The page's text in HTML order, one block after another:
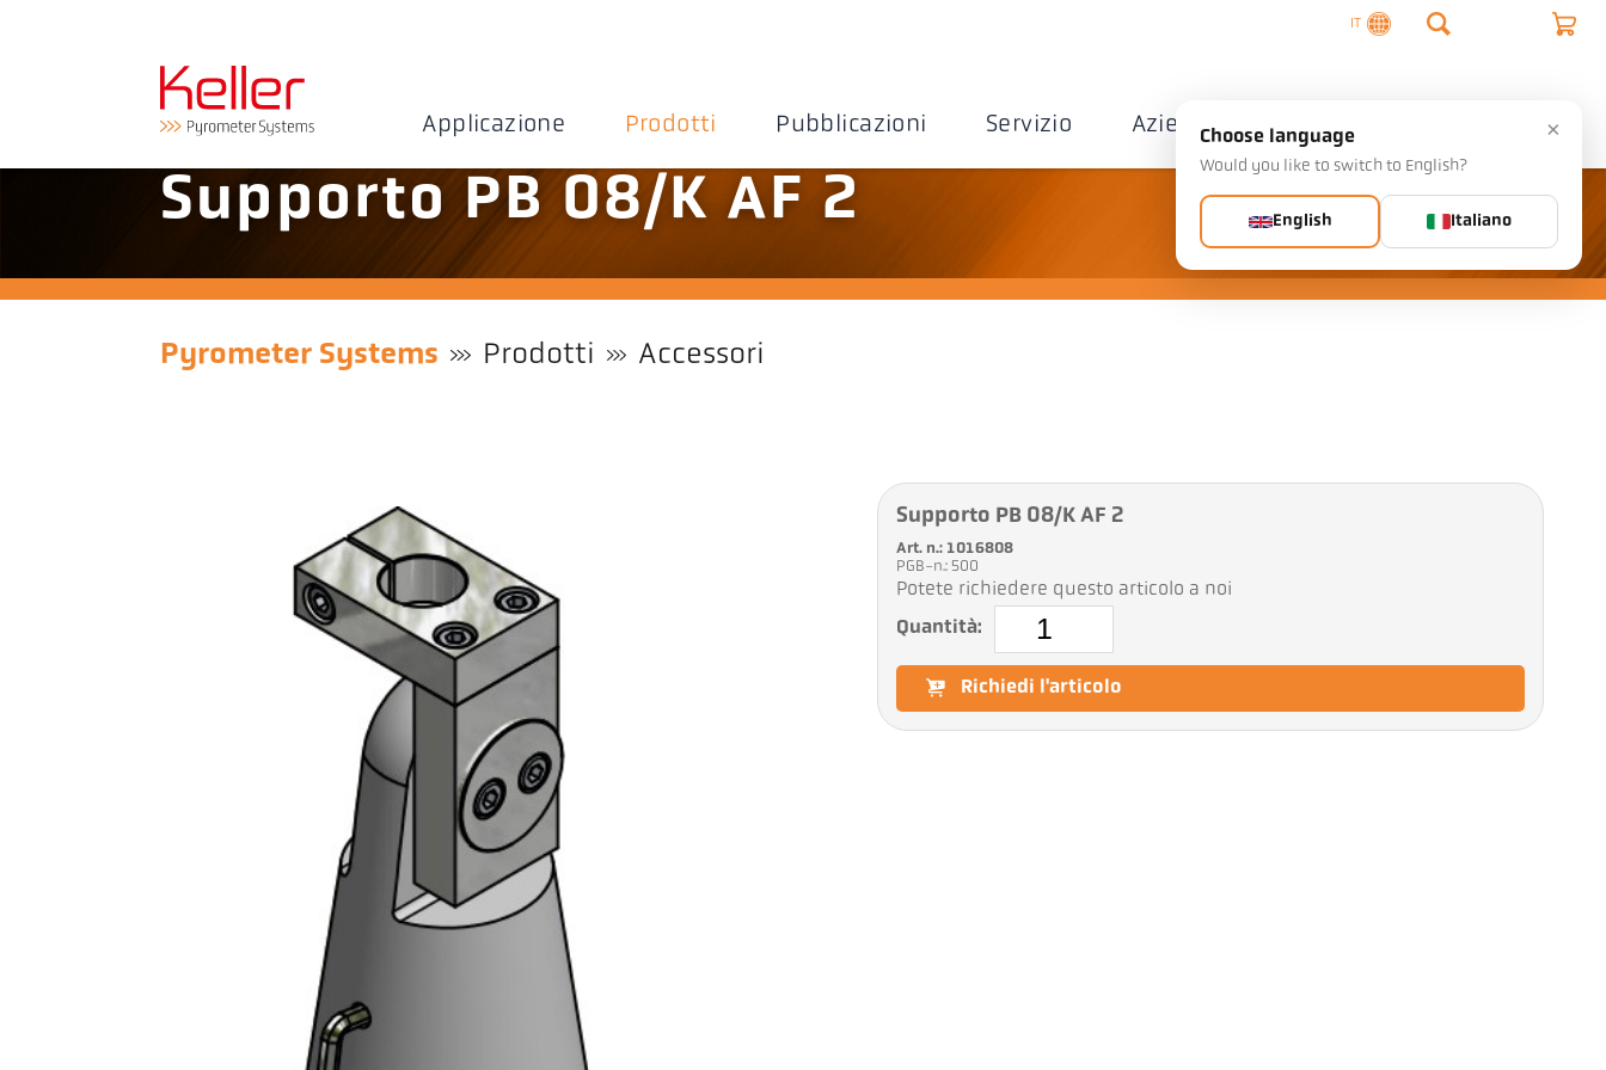
IT
Applicazione Prodotti Pubblicazioni Servizio Azienda Contatto
Supporto PB 08/K AF 2
Pyrometer Systems Prodotti Accessori
Supporto PB 08/K AF 2
Art. n.: 1016808
PGB-n.: 500
Potete richiedere questo articolo a noi
Quantità:
Richiedi l'articolo
×
Choose language
Would you like to switch to English?
English Italiano